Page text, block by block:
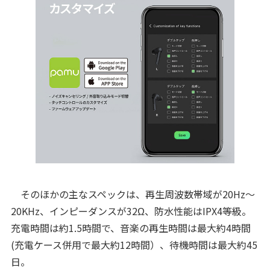
そのほかの主なスペックは、再生周波数帯域が20Hz～
20KHz、インピーダンスが32Ω、防水性能はIPX4等級。
充電時間は約1.5時間で、音楽の再生時間は最大約4時間
(充電ケース併用で最大約12時間）、待機時間は最大約45
日。